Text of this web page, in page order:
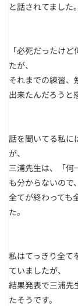
と話されてました。
「必死だったけ
たが、
それまでの練習、
出来たんだろうと
話を聞いてる私に
が、
三浦先生は、「何
も分からないので、
全てが終わっても
た。
私はてっきり全て
ていましたが、
結果発表で三浦先
たそうです。